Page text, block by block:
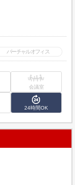
バーチャルオフィス
会議室
24時間OK